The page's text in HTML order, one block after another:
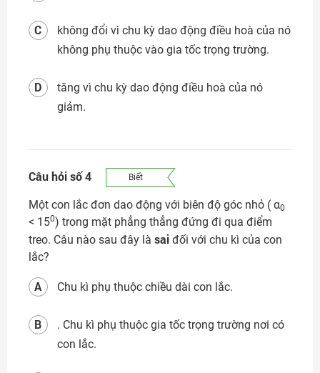
không đổi vì chu kỳ dao động điều hoà của nó
không phụ thuộc vào gia tốc trọng trường.
C
tăng vì chu kỳ dao động điều hoà của nó
giảm.
D
Câu hỏi số 4 Biết
Một con lắc đơn dao động với biên độ góc nhỏ ( α0
< 150) trong mặt phẳng thẳng đứng đi qua điểm
treo. Câu nào sau đây là sai đối với chu kì của con
lắc?
Chu kì phụ thuộc chiều dài con lắc.
A
. Chu kì phụ thuộc gia tốc trọng trường nơi có
con lắc.
B